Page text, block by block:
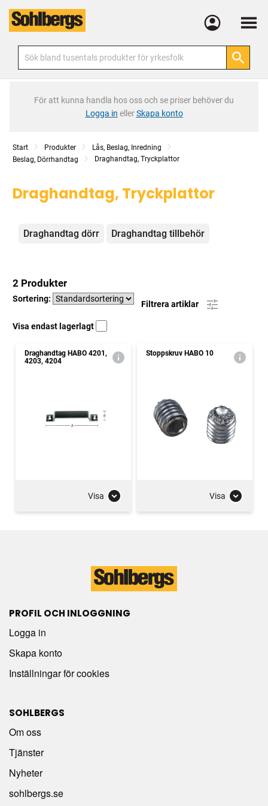
Meny
För att kunna handla hos oss och se priser behöver du
Logga in ellerSkapa konto
Start Produkter
Lås, Beslag, Inredning
Beslag, Dörrhandtag
Draghandtag, Tryckplattor
Draghandtag, Tryckplattor
Kategorier
Draghandtag dörr Draghandtag tillbehör
2 Produkter
Sortering:
Filtrera artiklar
Visa endast lagerlagt
Draghandtag HABO 4201,
4203, 4204
Visa
Stoppskruv HABO 10
Visa
PROFIL OCH INLOGGNING
Logga in
Skapa konto
Inställningar för cookies
SOHLBERGS
Om oss
Tjänster
Nyheter
sohlbergs.se